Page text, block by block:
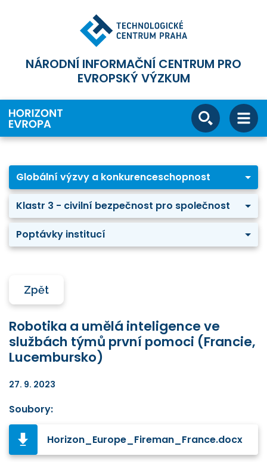
NÁRODNÍ INFORMAČNÍ CENTRUM PRO
EVROPSKÝ VÝZKUM
Globální výzvy a konkurenceschopnost
Klastr 3 - civilní bezpečnost pro společnost
Poptávky institucí
Zpět
Robotika a umělá inteligence ve
službách týmů první pomoci (Francie,
Lucembursko)
27. 9. 2023
Soubory:
Horizon_Europe_Fireman_France.docx